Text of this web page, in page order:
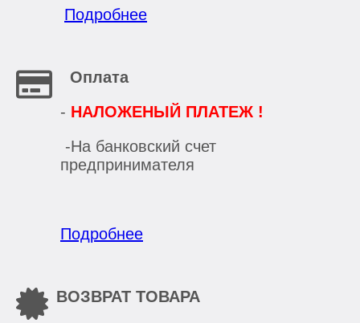
Подробнее
Оплата
- НАЛОЖЕНЫЙ ПЛАТЕЖ !
-На банковский счет
предпринимателя
Подробнее
ВОЗВРАТ ТОВАРА